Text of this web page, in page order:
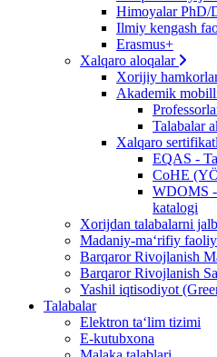
Himoyalar PhD/
Ilmiy kengash
Erasmus+
Xalqaro aloqalar
Xorijiy
Akademik
Talabalar
Xalqaro
EQAS -
CoHE
WDOMS
katalogi
Xorijdan talabalarni
Madaniy-ma‘rifiy
Barqaror Rivojlanish
Barqaror Rivojlanish
Yashil iqtisodiyot
Talabalar
Elektron ta‘lim tizimi
E-kutubxona